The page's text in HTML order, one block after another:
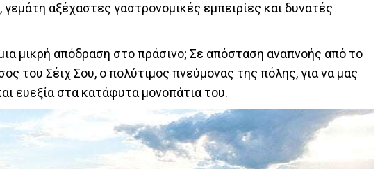
αξέχαστες γαστρονομικές εμπειρίες και δυνατές
μικρή απόδραση στο πράσινο; Σε απόσταση αναπνοής από το
του Σέιχ Σου, ο πολύτιμος πνεύμονας της πόλης, για να μας
ευεξία στα κατάφυτα μονοπάτια του.